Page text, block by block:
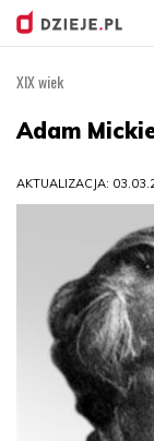
XIX wiek
Adam
AKTUALIZACJA: